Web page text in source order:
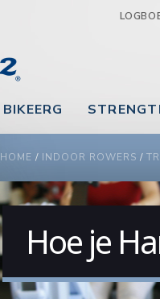
BIKEERG
YOU ARE HERE
HOME / INDOOR ROWERS /
Hoe je